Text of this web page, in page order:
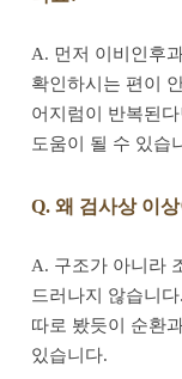
A. 먼저 이비인후
확인하시는 편이
어지럼이 반복된
도움이 될 수 있습
Q. 왜 검사상 이
A. 구조가 아니라
드러나지 않습니
따로 봤듯이 순환
있습니다.